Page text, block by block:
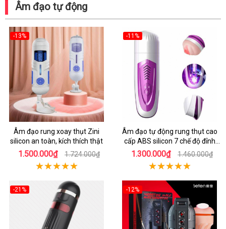
Âm đạo tự động
-13%
Âm đạo rung xoay thụt Zini
silicon an toàn, kích thích thật
1.500.000₫ 1.724.000₫
-11%
Âm đạo tự động rung thụt cao
cấp ABS silicon 7 chế độ đỉnh
cao
1.300.000₫ 1.460.000₫
-21% -12%